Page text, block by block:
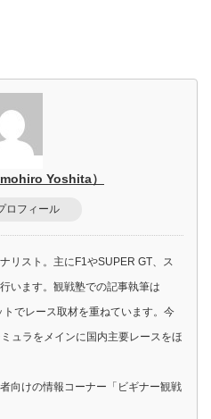
Yoshita）
ロフィール
リスト。主にF1やSUPER GT、ス
います。観戦塾での記事執筆は
でレース取材を重ねています。今
ュラをメインに国内主要レースをほ
向けの情報コーナー「ビギナー観戦